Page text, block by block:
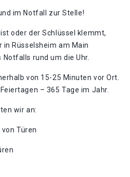
im Notfall zur Stelle!
oder der Schlüssel klemmt,
in Rüsselsheim am Main
rund um die Uhr.
von 15-25 Minuten vor Ort.
– 365 Tage im Jahr.
wir an:
Türen